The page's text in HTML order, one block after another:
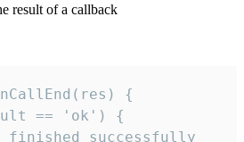
result of a callback
{
== 'ok') {
finished successfully